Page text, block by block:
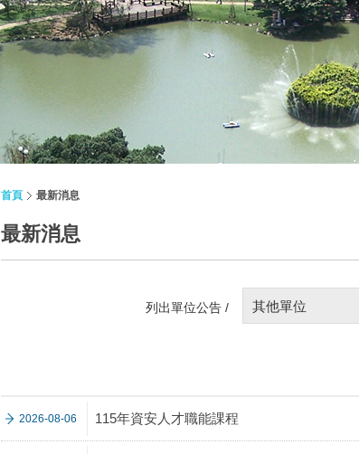
首頁 最新消息
最新消息
列出單位公告 / 其他單位
2026-08-06 115年資安人才職能課程